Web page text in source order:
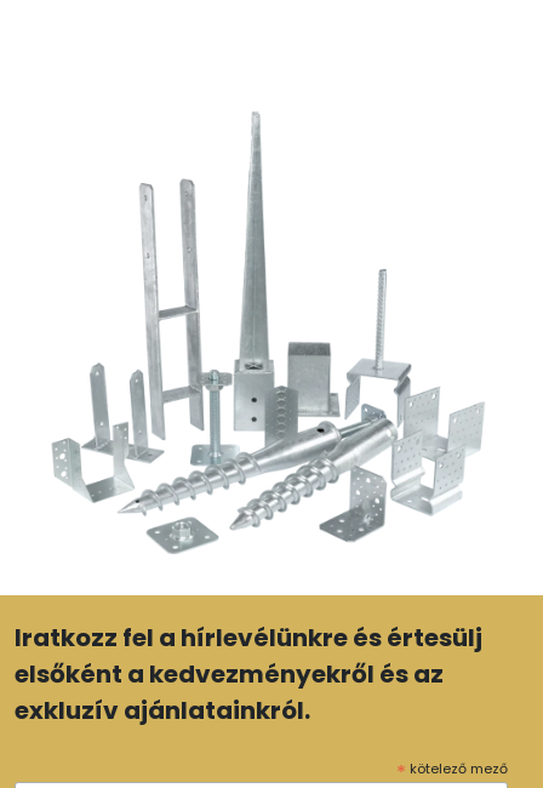
Iratkozz fel a hírlevélünkre és értesülj
elsőként a kedvezményekről és az
exkluzív ajánlatainkról.
* kötelező mező